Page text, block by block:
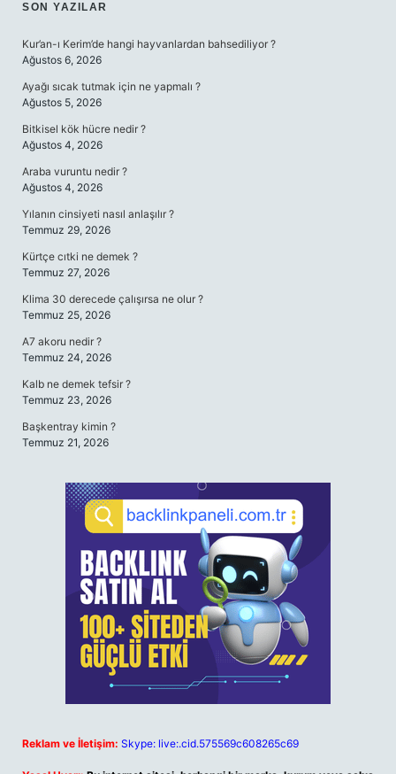
SIDEBAR
SON YAZILAR
Kur’an-ı Kerim’de hangi hayvanlardan bahsediliyor ?
Ağustos 6, 2026
Ayağı sıcak tutmak için ne yapmalı ?
Ağustos 5, 2026
Bitkisel kök hücre nedir ?
Ağustos 4, 2026
Araba vuruntu nedir ?
Ağustos 4, 2026
Yılanın cinsiyeti nasıl anlaşılır ?
Temmuz 29, 2026
Kürtçe cıtki ne demek ?
Temmuz 27, 2026
Klima 30 derecede çalışırsa ne olur ?
Temmuz 25, 2026
A7 akoru nedir ?
Temmuz 24, 2026
Kalb ne demek tefsir ?
Temmuz 23, 2026
Başkentray kimin ?
Temmuz 21, 2026
Reklam ve İletişim: Skype: live:.cid.575569c608265c69